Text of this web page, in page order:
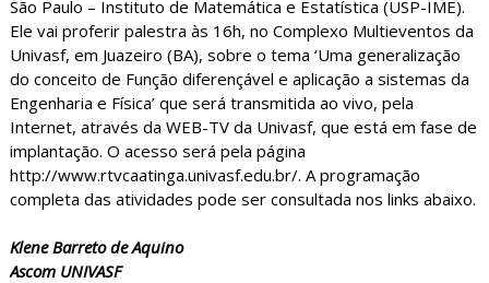
São Paulo – Instituto de Matemática e Estatística (USP-IME).
Ele vai proferir palestra às 16h, no Complexo Multieventos da
Univasf, em Juazeiro (BA), sobre o tema ‘Uma generalização
do conceito de Função diferençável e aplicação a sistemas da
Engenharia e Física’ que será transmitida ao vivo, pela
Internet, através da WEB-TV da Univasf, que está em fase de
implantação. O acesso será pela página
http://www.rtvcaatinga.univasf.edu.br/. A programação
completa das atividades pode ser consultada nos links abaixo.
Klene Barreto de Aquino
Ascom UNIVASF